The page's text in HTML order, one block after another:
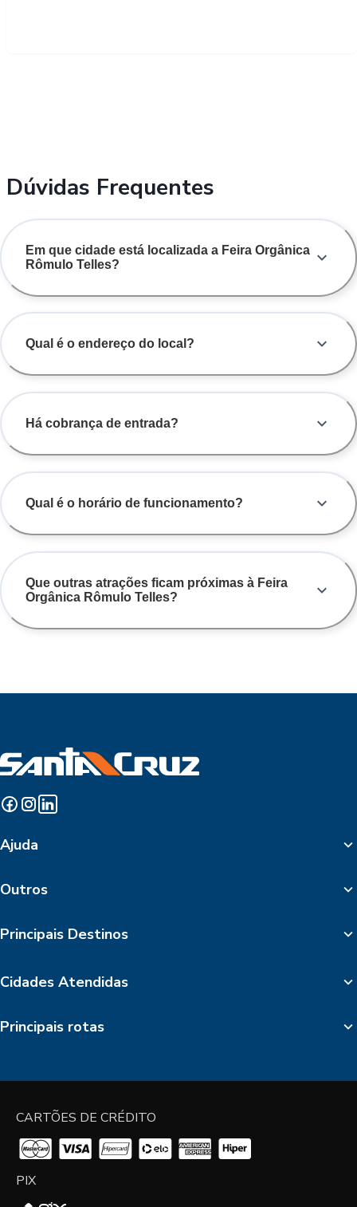
Dúvidas Frequentes
Em que cidade está localizada a Feira Orgânica
Rômulo Telles?
Qual é o endereço do local?
Há cobrança de entrada?
Qual é o horário de funcionamento?
Que outras atrações ficam próximas à Feira
Orgânica Rômulo Telles?
Ajuda
Outros
Principais Destinos
Cidades Atendidas
Principais rotas
CARTÕES DE CRÉDITO
PIX